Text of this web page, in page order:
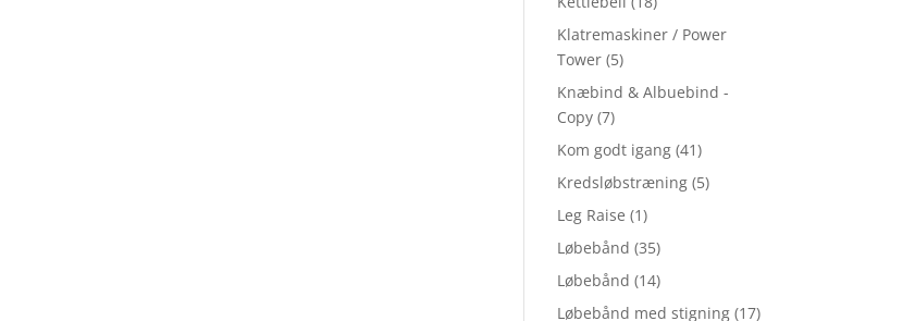
Klatremaskiner / Power
Tower (5)
Knæbind & Albuebind -
Copy (7)
Kom godt igang (41)
Kredsløbstræning (5)
Leg Raise (1)
Løbebånd (35)
Løbebånd (14)
Løbebånd med stigning (17)